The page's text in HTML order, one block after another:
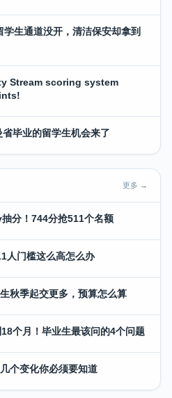
生通道没开，清洁保安却拿到
Stream scoring system
毕业的留学生机会来了
更多 →
分！744分抢511个名额
人门槛这么高怎么办
秋季起交更多，预算怎么算
个月！毕业生最该问的4个问题
个变化你必须要知道